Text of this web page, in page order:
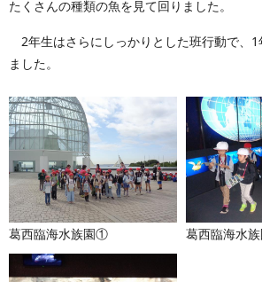
たくさんの種類の魚を見て回りました。
2年生はさらにしっかりとした班行動で、
ました。
葛西臨海水族園① 葛西臨海水